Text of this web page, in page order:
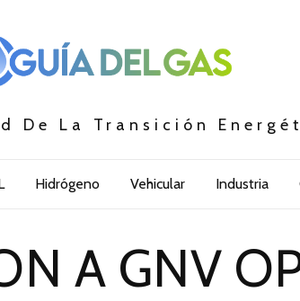
De La Transición
Hidrógeno Vehicular Industria
A GNV